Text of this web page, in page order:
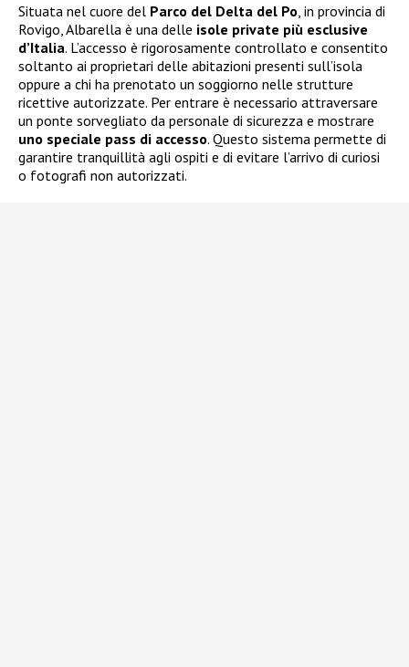
Situata nel cuore del Parco del Delta del Po , in provincia di
Rovigo, Albarella è una delle isole private più esclusive
d’Italia. L’accesso è rigorosamente controllato e consentito
soltanto ai proprietari delle abitazioni presenti sull’isola
oppure a chi ha prenotato un soggiorno nelle strutture
ricettive autorizzate. Per entrare è necessario attraversare
un ponte sorvegliato da personale di sicurezza e mostrare
uno speciale pass di accesso. Questo sistema permette di
garantire tranquillità agli ospiti e di evitare l’arrivo di curiosi
o fotografi non autorizzati.